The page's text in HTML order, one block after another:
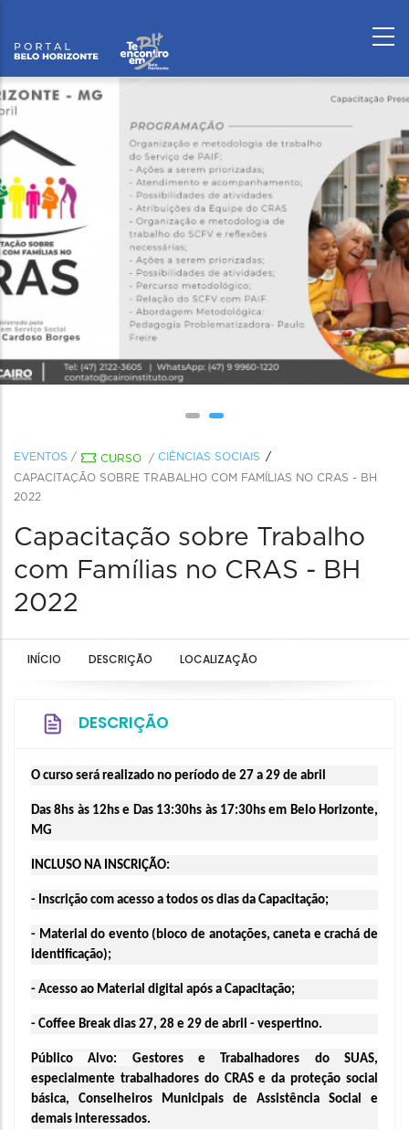
EVENTOS / CURSO / CIÊNCIAS SOCIAIS
CAPACITAÇÃO SOBRE TRABALHO COM FAMÍLIAS NO CRAS - BH
2022
Capacitação sobre Trabalho
com Famílias no CRAS - BH
2022
INÍCIO DESCRIÇÃO LOCALIZAÇÃO
DESCRIÇÃO
O curso será realizado no período de 27 a 29 de abril
Das 8hs às 12hs e Das 13:30hs às 17:30hs em Belo Horizonte,
MG
INCLUSO NA INSCRIÇÃO:
- Inscrição com acesso a todos os dias da Capacitação;
- Material do evento (bloco de anotações, caneta e crachá de
identificação);
- Acesso ao Material digital após a Capacitação;
- Coffee Break dias 27, 28 e 29 de abril - vespertino.
Público Alvo: Gestores e Trabalhadores do SUAS,
especialmente trabalhadores do CRAS e da proteção social
básica, Conselheiros Municipais de Assistência Social e
demais interessados.